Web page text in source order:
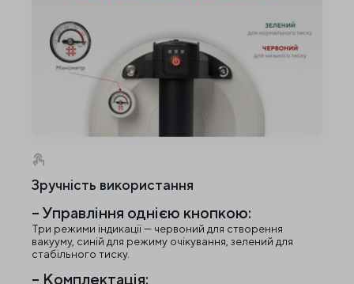
Зручність використання
– Управління однією кнопкою:
Три режими індикації — червоний для створення
вакууму, синій для режиму очікування, зелений для
стабільного тиску.
– Комплектація: